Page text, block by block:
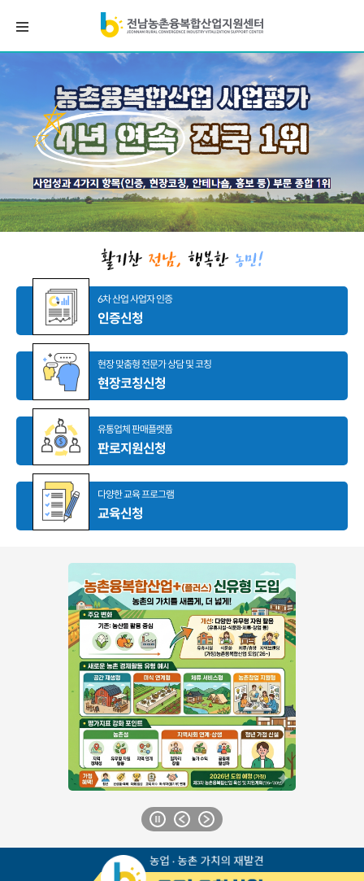
6차 산업 사업자 인증
인증신청
현장 맞춤형 전문가 상담 및 코칭
현장코칭신청
유통업체 판매플랫폼
판로지원신청
다양한 교육 프로그램
교육신청